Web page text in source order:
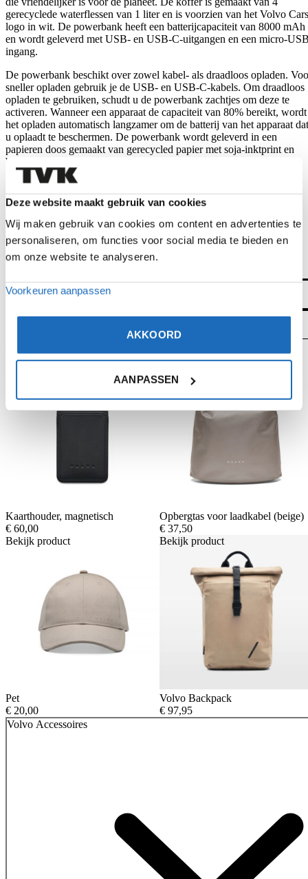
Deze website maakt gebruik van cookies
Wij maken gebruik van cookies om content en advertenties te
personaliseren, om functies voor social media te bieden en
om onze website te analyseren.
Voorkeuren aanpassen
AKKOORD
AANPASSEN
gerecyclede waterflessen van 1 liter en is voorzien van het Volvo
logo in wit. De powerbank heeft een batterijcapaciteit van 8000 mAh
en wordt geleverd met USB- en USB-C-uitgangen en een micro-
ingang.
De powerbank beschikt over zowel kabel- als draadloos opladen.
sneller opladen gebruik je de USB- en USB-C-kabels. Om draadloos
opladen te gebruiken, schudt u de powerbank zachtjes om deze te
activeren. Wanneer een apparaat de capaciteit van 80% bereikt, wordt
het opladen automatisch langzamer om de batterij van het apparaat dat
u oplaadt te beschermen. De powerbank wordt geleverd in een
papieren doos gemaakt van gerecycled papier met soja-inktprint en
bevat een gebruikershandleiding en een USB-oplaadkabel.
Kleur: Zwart/Grijs
Afmeting: 147x74x19mm
Certificering: CE (VK heeft vergelijkbare eisen als CE), ROHS,
MSDS
8000mAh 5W.
Ingang/uitgang 5V/2A
Afmetingen
Artikelnummer
Bekijk product
Kaarthouder, magnetisch
€ 60,00
Bekijk product
Opbergtas voor laadkabel (beige)
€ 37,50
Bekijk product
Pet
€ 20,00
Bekijk product
Volvo Backpack
€ 97,95
Volvo Accessoires